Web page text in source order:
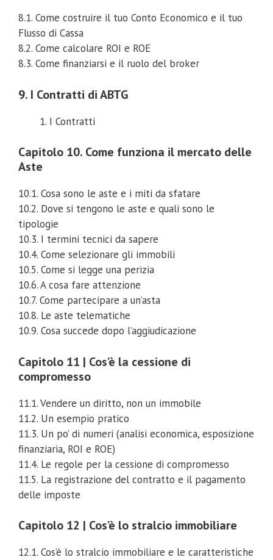
8.1. Come costruire il tuo Conto Economico e il tuo
Flusso di Cassa
8.2. Come calcolare ROI e ROE
8.3. Come finanziarsi e il ruolo del broker
9. I Contratti di ABTG
I Contratti
Capitolo 10. Come funziona il mercato delle
Aste
10.1. Cosa sono le aste e i miti da sfatare
10.2. Dove si tengono le aste e quali sono le
tipologie
10.3. I termini tecnici da sapere
10.4. Come selezionare gli immobili
10.5. Come si legge una perizia
10.6. A cosa fare attenzione
10.7. Come partecipare a un’asta
10.8. Le aste telematiche
10.9. Cosa succede dopo l’aggiudicazione
Capitolo 11 | Cos’è la cessione di
compromesso
11.1. Vendere un diritto, non un immobile
11.2. Un esempio pratico
11.3. Un po’ di numeri (analisi economica, esposizione
finanziaria, ROI e ROE)
11.4. Le regole per la cessione di compromesso
11.5. La registrazione del contratto e il pagamento
delle imposte
Capitolo 12 | Cos’è lo stralcio immobiliare
12.1. Cos’è lo stralcio immobiliare e le caratteristiche